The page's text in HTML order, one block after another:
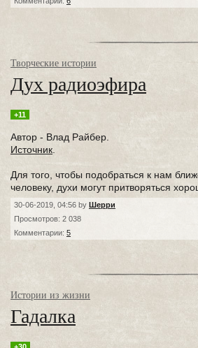
Творческие истории
Дух радиоэфира
+11
Автор - Влад Райбер.
Источник
Для того, чтобы подобраться к нам
человеку, духи могут притворяться
30-06-2019, 04:56 by Шерри
Просмотров: 2 038
Комментарии: 5
Истории из жизни
Гадалка